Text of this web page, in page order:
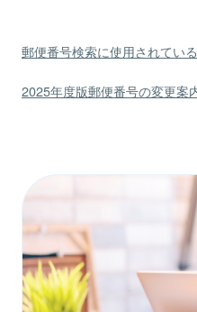
郵便番号検索に使用されてい
2025年度版郵便番号の変更案